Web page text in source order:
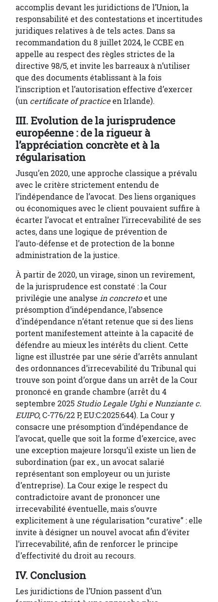
accomplis devant les juridictions de l’Union, la
responsabilité et des contestations et incertitudes
juridiques relatives à de tels actes. Dans sa
recommandation du 8 juillet 2024, le CCBE en
appelle au respect des règles strictes de la
directive 98/5, et invite les barreaux à n’utiliser
que des documents établissant à la fois
l’inscription et l’autorisation effective d’exercer
(un certificate of practiceen Irlande).
III. Evolution de la jurisprudence
européenne : de la rigueur à
l’appréciation concrète et à la
régularisation
Jusqu’en 2020, une approche classique a prévalu
avec le critère strictement entendu de
l’indépendance de l’avocat. Des liens organiques
ou économiques avec le client pouvaient suffire à
écarter l’avocat et entraîner l’irrecevabilité de ses
actes, dans une logique de prévention de
l’auto‑défense et de protection de la bonne
administration de la justice.
À partir de 2020, un virage, sinon un revirement,
de la jurisprudence est constaté : la Cour
privilégie une analyse in concretoet une
présomption d’indépendance, l’absence
d’indépendance n’étant retenue que si des liens
portent manifestement atteinte à la capacité de
défendre au mieux les intérêts du client. Cette
ligne est illustrée par une série d’arrêts annulant
des ordonnances d’irrecevabilité du Tribunal qui
trouve son point d’orgue dans un arrêt de la Cour
prononcé en grande chambre (arrêt du 4
septembre 2025 Studio Legale Ughi e Nunziante c.
EUIPO, C-776/22 P, EU:C:2025:644). La Cour y
consacre une présomption d’indépendance de
l’avocat, quelle que soit la forme d’exercice, avec
une exception majeure lorsqu’il existe un lien de
subordination (par ex., un avocat salarié
représentant son employeur ou un juriste
d’entreprise). La Cour exige le respect du
contradictoire avant de prononcer une
irrecevabilité éventuelle, mais s’ouvre
explicitement à une régularisation “curative” : elle
invite à désigner un nouvel avocat afin d’éviter
l’irrecevabilité, afin de renforcer le principe
d’effectivité du droit au recours.
IV. Conclusion
Les juridictions de l’Union passent d’un